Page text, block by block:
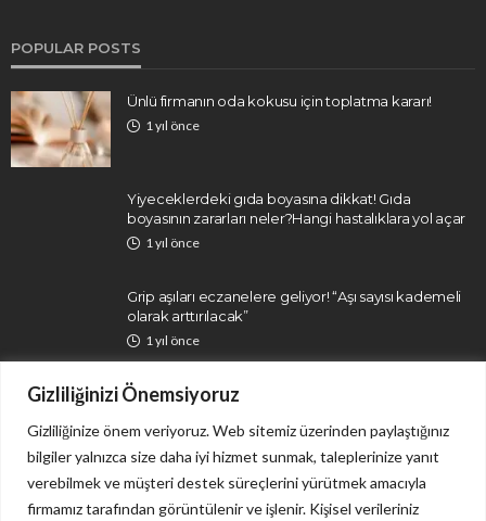
Gizliliğinizi Önemsiyoruz
Gizliliğinize önem veriyoruz. Web sitemiz üzerinden paylaştığınız
bilgiler yalnızca size daha iyi hizmet sunmak, taleplerinize yanıt
verebilmek ve müşteri destek süreçlerini yürütmek amacıyla
firmamız tarafından görüntülenir ve işlenir. Kişisel verileriniz
POPULAR POSTS
Ünlü firmanın oda kokusu için toplatma kararı!
1 yıl önce
Yiyeceklerdeki gıda boyasına dikkat! Gıda
boyasının zararları neler?Hangi hastalıklara yol açar
1 yıl önce
Grip aşıları eczanelere geliyor! “Aşı sayısı kademeli
olarak arttırılacak”
1 yıl önce